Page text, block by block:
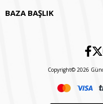
BAZA BAŞLIK
Copyright© 2026